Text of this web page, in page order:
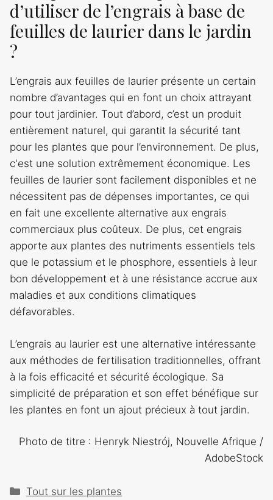
d’utiliser de l’engrais à base de
feuilles de laurier dans le jardin
?
L’engrais aux feuilles de laurier présente un certain
nombre d’avantages qui en font un choix attrayant
pour tout jardinier. Tout d’abord, c’est un produit
entièrement naturel, qui garantit la sécurité tant
pour les plantes que pour l’environnement. De plus,
c'est une solution extrêmement économique. Les
feuilles de laurier sont facilement disponibles et ne
nécessitent pas de dépenses importantes, ce qui
en fait une excellente alternative aux engrais
commerciaux plus coûteux. De plus, cet engrais
apporte aux plantes des nutriments essentiels tels
que le potassium et le phosphore, essentiels à leur
bon développement et à une résistance accrue aux
maladies et aux conditions climatiques
défavorables.
L’engrais au laurier est une alternative intéressante
aux méthodes de fertilisation traditionnelles, offrant
à la fois efficacité et sécurité écologique. Sa
simplicité de préparation et son effet bénéfique sur
les plantes en font un ajout précieux à tout jardin.
Photo de titre : Henryk Niestrój, Nouvelle Afrique /
AdobeStock
Catégories
Tout sur les plantes